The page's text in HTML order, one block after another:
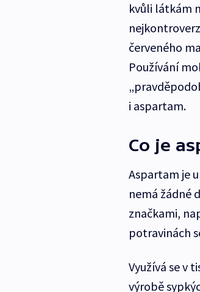
kvůli látkám
červeného
Používání
i aspartam.
Co je
Aspartam je
nemá žádné
značkami,
potravinách
Využívá se v
výrobě